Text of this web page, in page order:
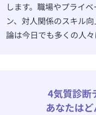
します。職場やプライ
ン、対人関係のスキル
論は今日でも多くの人々
4気質診断
あなたは